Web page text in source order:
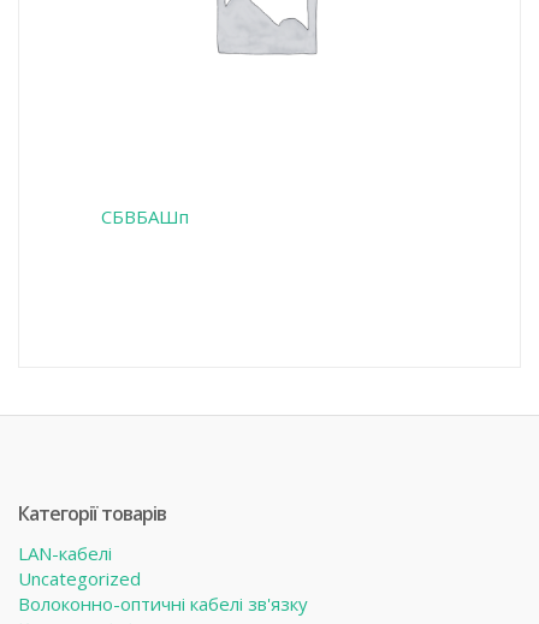
СБВБАШп
Категорії товарів
LAN-кабелі
Uncategorized
Волоконно-оптичні кабелі зв'язку